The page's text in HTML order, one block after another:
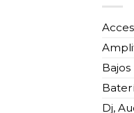
Bajos
Dj,